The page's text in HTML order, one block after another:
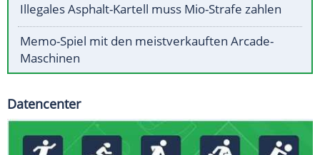
Illegales Asphalt-Kartell muss Mio-Strafe zahlen
Memo-Spiel mit den meistverkauften Arcade-
Maschinen
Datencenter